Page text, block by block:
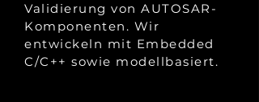
Validierung von AUTOSAR-
Komponenten. Wir
entwickeln mit Embedded
C/C++ sowie modellbasiert.